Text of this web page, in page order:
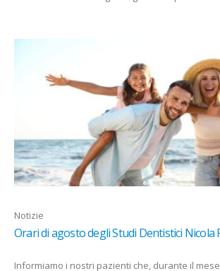
Notizie
Orari di agosto degli Studi Dentistici Nicola
Informiamo i nostri pazienti che, durante il